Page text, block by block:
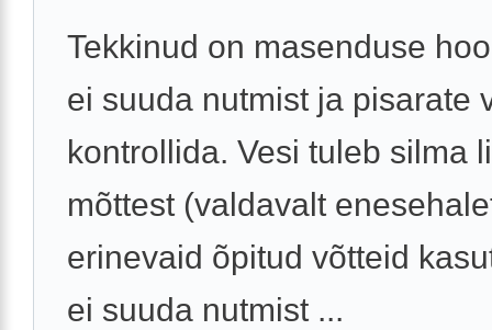
Tekkinud on masenduse
ei suuda nutmist ja pisarate
kontrollida. Vesi tuleb silma
mõttest (valdavalt
erinevaid õpitud võtteid
ei suuda nutmist ...